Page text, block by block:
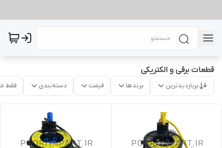
قطعات برقی و الکتریکی
پربازدیدترین برندها قیمت دسته‌بندی فقط